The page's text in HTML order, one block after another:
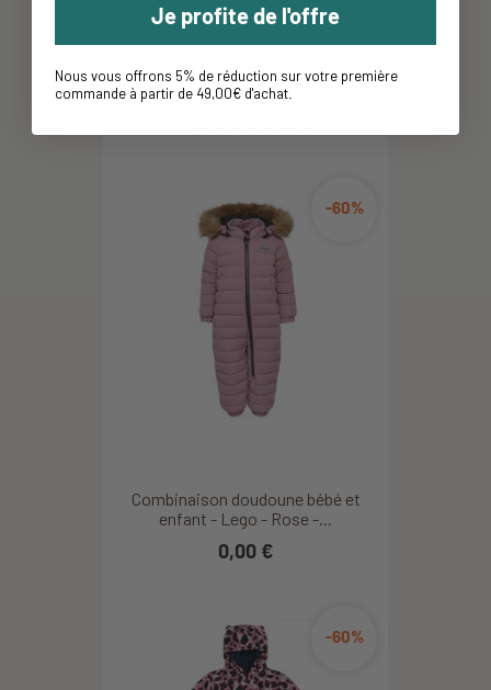
Combinaison bébé hiver en duvet
Columbia Snuggly...
Combinaison doudoune bébé et
enfant - Lego - Rose -...
-60%
0,00 €
-60%
Je profite de l'offre
Nous vous offrons 5% de réduction sur votre première
commande à partir de 49,00€ d'achat